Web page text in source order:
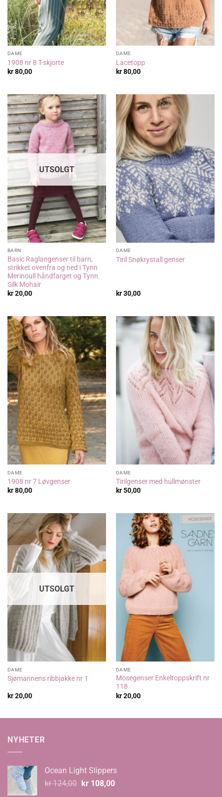
DAME
1908 nr 8 T-skjorte
kr80,00
DAME
Lacetopp
kr80,00
UTSOLGT
BARN
Basic Raglangenser til barn,
strikket ovenfra og ned i Tynn
Merinoull håndfarget og Tynn
Silk Mohair
kr20,00
DAME
Tiril Snøkrystall genser
kr30,00
DAME
1908 nr 7 Løvgenser
kr80,00
DAME
Tirilgenser med hullmønster
kr50,00
UTSOLGT
DAME
Sjømannens ribbjakke nr 1
kr20,00
DAME
Mosegenser Enkeltoppskrift nr
118
kr20,00
NYHETER
Ocean Light Slippers
kr124,00 Opprinnelig
kr108,00Nåværende